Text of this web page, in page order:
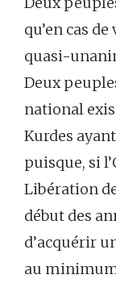
qu’en cas
quasi-
Deux
national
Kurdes
puisque, si
Libération
début des
d’acquérir
au